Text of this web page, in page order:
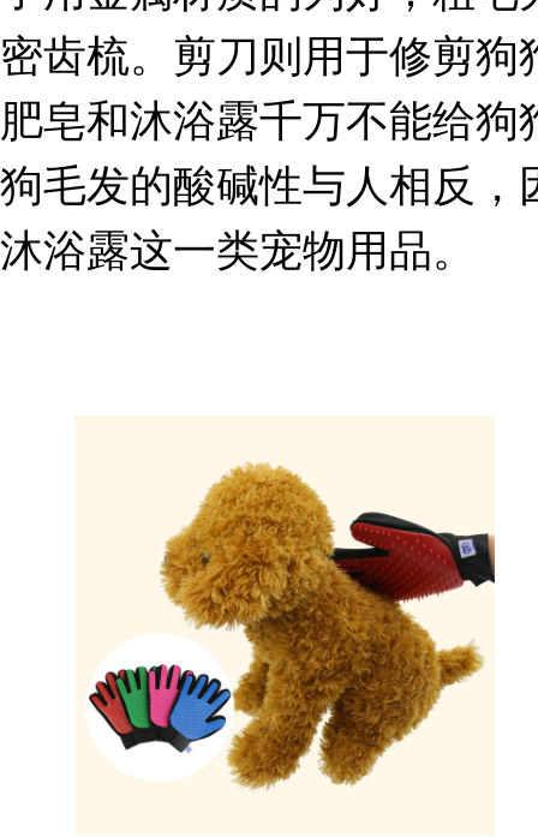
密齿梳。剪刀则用于修剪
肥皂和沐浴露千万不能给
狗毛发的酸碱性与人相反
沐浴露这一类宠物用品。